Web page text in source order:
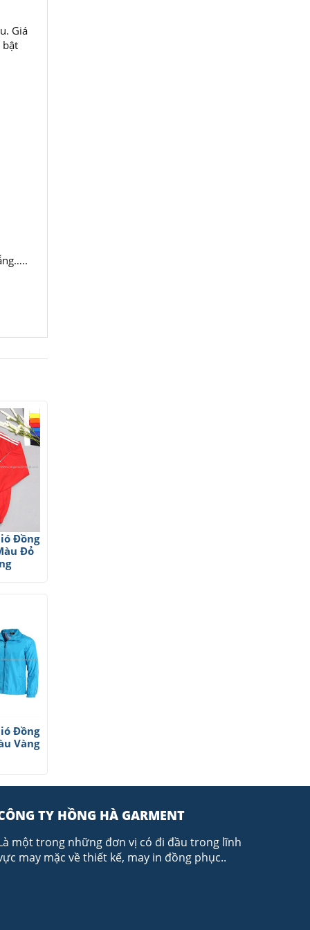
Giá
bật
Đồng
Đỏ
Đồng
Vàng
TY HỒNG HÀ GARMENT
một trong những đơn vị có đi đầu trong lĩnh
may mặc về thiết kế, may in đồng phục..